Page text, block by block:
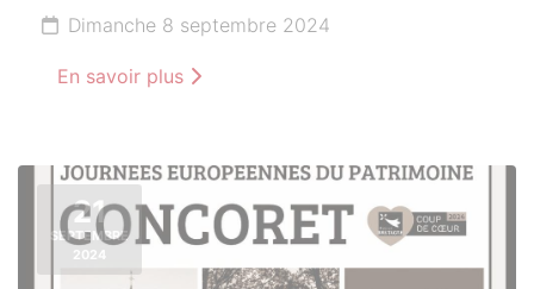
Dimanche 8 septembre 2024
En savoir plus
21
SEPTEMBRE
2024